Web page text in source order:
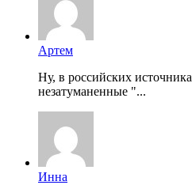
Артем
Ну, в российских
незатуманенные "...
Инна